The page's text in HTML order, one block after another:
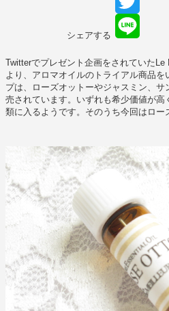
シェアする
Twitterでプレゼント企画をされていた
より、アロマオイルのトライアル商品
プは、ローズオットーやジャスミン、
売されています。いずれも希少価値が
類に入るようです。そのうち今回はロー